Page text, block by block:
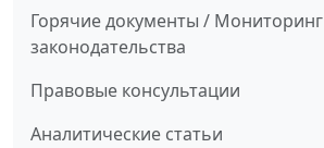
Горячие документы / Мониторинг
законодательства
Правовые консультации
Аналитические статьи